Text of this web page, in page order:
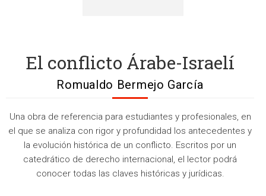
El conflicto Árabe-Israelí
Romualdo Bermejo García
Una obra de referencia para estudiantes y profesionales, en
el que se analiza con rigor y profundidad los antecedentes y
la evolución histórica de un conflicto. Escritos por un
catedrático de derecho internacional, el lector podrá
conocer todas las claves históricas y jurídicas.